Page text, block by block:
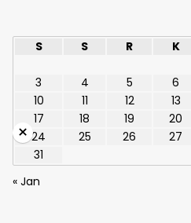
S
S R K
3
4 5 6
10
11 12 13
17
18 19 20
24
25 26 27
31
« Jan
×